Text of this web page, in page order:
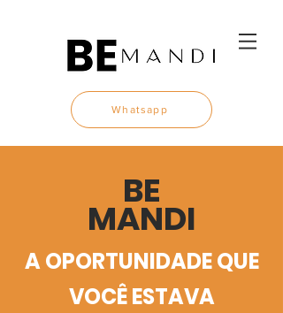
Whatsapp
BE
MANDI
A OPORTUNIDADE QUE
VOCÊ ESTAVA